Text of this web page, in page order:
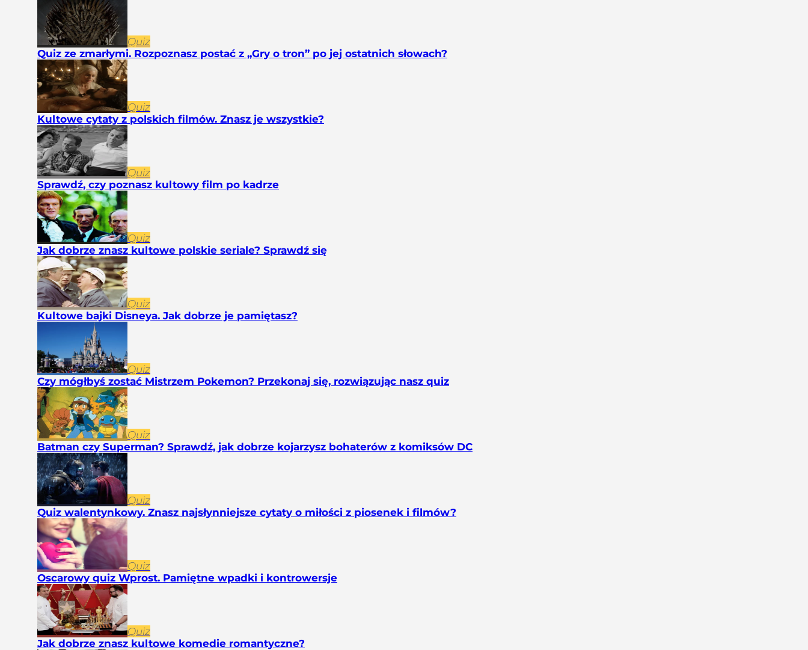
Quiz
Quiz ze zmarłymi. Rozpoznasz postać z „Gry o tron” po jej ostatnich słowach?
Quiz
Kultowe cytaty z polskich filmów. Znasz je wszystkie?
Quiz
Sprawdź, czy poznasz kultowy film po kadrze
Quiz
Jak dobrze znasz kultowe polskie seriale? Sprawdź się
Quiz
Kultowe bajki Disneya. Jak dobrze je pamiętasz?
Quiz
Czy mógłbyś zostać Mistrzem Pokemon? Przekonaj się, rozwiązując nasz quiz
Quiz
Batman czy Superman? Sprawdź, jak dobrze kojarzysz bohaterów z komiksów DC
Quiz
Quiz walentynkowy. Znasz najsłynniejsze cytaty o miłości z piosenek i filmów?
Quiz
Oscarowy quiz Wprost. Pamiętne wpadki i kontrowersje
Quiz
Jak dobrze znasz kultowe komedie romantyczne?